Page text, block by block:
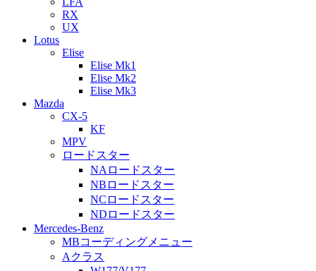
RX
UX
Lotus
Elise
Elise Mk1
Elise Mk2
Elise Mk3
Mazda
CX-5
KF
MPV
ロードスター
NAロードスター
NBロードスター
NCロードスター
NDロードスター
Mercedes-Benz
MBコーディングメニュー
Aクラス